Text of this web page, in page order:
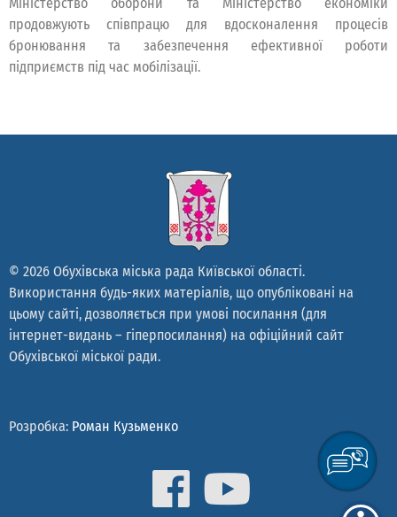
продовжують співпрацю для вдосконалення процесів
бронювання та забезпечення ефективної роботи
підприємств під час мобілізації.
© 2026 Обухівська міська рада Київської області.
Використання будь-яких матеріалів, що опубліковані на
цьому сайті, дозволяється при умові посилання (для
інтернет-видань – гіперпосилання) на офіційний сайт
Обухівської міської ради.
Розробка: Роман Кузьменко